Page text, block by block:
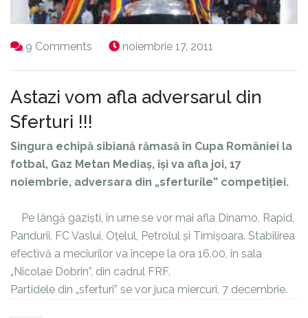
9 Comments noiembrie 17, 2011
Astazi vom afla adversarul din
Sferturi !!!
Singura echipă sibiană rămasă în Cupa României la
fotbal, Gaz Metan Mediaș, își va afla joi, 17
noiembrie, adversara din „sferturile” competiției.
Pe lângă gaziști, în urne se vor mai afla Dinamo, Rapid,
Pandurii, FC Vaslui, Oțelul, Petrolul și Timișoara. Stabilirea
efectivă a meciurilor va începe la ora 16.00, în sala
„Nicolae Dobrin”, din cadrul FRF.
Partidele din „sferturi” se vor juca miercuri, 7 decembrie.